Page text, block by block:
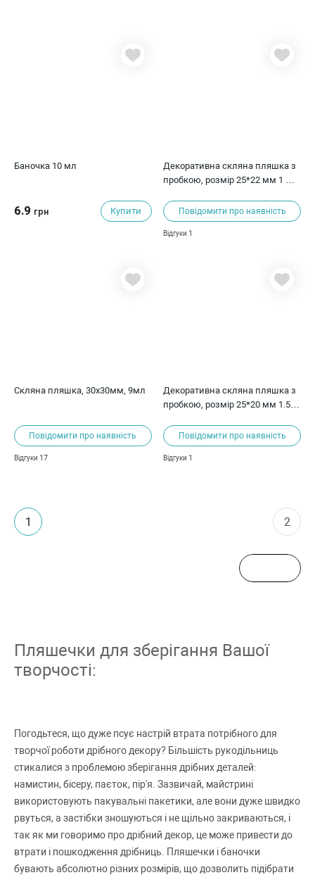
Баночка 10 мл
6.9 грн Купити
Декоративна скляна пляшка з
пробкою, розмір 25*22 мм 1 мл,
Повідомити про наявність
Відгуки 1
Скляна пляшка, 30х30мм, 9мл
Повідомити про наявність
Відгуки 17
Декоративна скляна пляшка з
пробкою, розмір 25*20 мм 1.5
Повідомити про наявність
Відгуки 1
1 2
Пляшечки для зберігання Вашої
творчості:
Погодьтеся, що дуже псує настрій втрата потрібного для
творчої роботи дрібного декору? Більшість рукодільниць
стикалися з проблемою зберігання дрібних деталей:
намистин, бісеру, паєток, пір'я. Зазвичай, майстрині
використовують пакувальні пакетики, але вони дуже швидко
рвуться, а застібки зношуються і не щільно закриваються, і
так як ми говоримо про дрібний декор, це може привести до
втрати і пошкодження дрібниць. Пляшечки і баночки
бувають абсолютно різних розмірів, що дозволить підібрати